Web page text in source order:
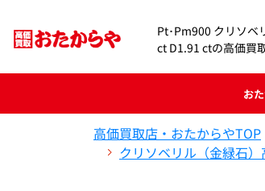
Pt･Pm900 クリソベ
ct D1.91 ctの高価買
お
高価買取店・おたからやTOP
クリソベリル（金緑石